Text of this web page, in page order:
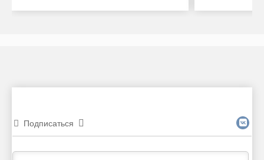
Подписаться